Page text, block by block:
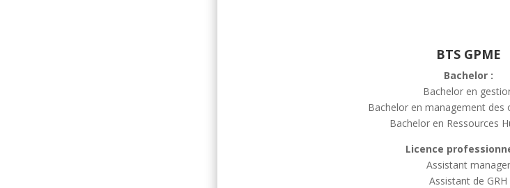
BTS GPME
Bachelor :
Bachelor en
Bachelor en management des
Bachelor en Ressources
Licence
Assistant manager
Assistant de GRH